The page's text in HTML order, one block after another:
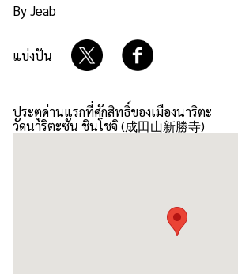
By Jeab
แบ่งปัน
ประตูด่านแรกที่ศักสิทธิ์ของเมืองนาริตะ
วัดนาริตะซัน ชินโชจิ (成田山新勝寺)